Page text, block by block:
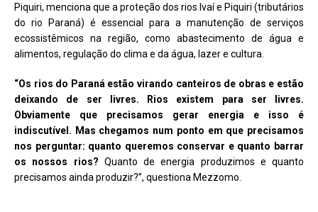
Piquiri, menciona que a proteção dos rios Ivaí e Piquiri (tributários
do rio Paraná) é essencial para a manutenção de serviços
ecossistêmicos na região, como abastecimento de água e
alimentos, regulação do clima e da água, lazer e cultura.
“Os rios do Paraná estão virando canteiros de obras e estão
deixando de ser livres. Rios existem para ser livres.
Obviamente que precisamos gerar energia e isso é
indiscutível. Mas chegamos num ponto em que precisamos
nos perguntar: quanto queremos conservar e quanto barrar
os nossos rios? Quanto de energia produzimos e quanto
precisamos ainda produzir?”, questiona Mezzomo.